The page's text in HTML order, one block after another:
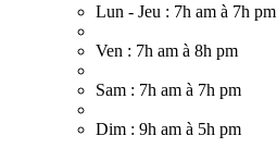
Lun - Jeu : 7h am à 7h pm
Ven : 7h am à 8h pm
Sam : 7h am à 7h pm
Dim : 9h am à 5h pm